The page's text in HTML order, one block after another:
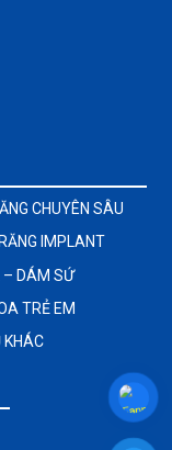
CHUYÊN SÂU
IMPLANT
– DÁM SỨ
TRẺ EM
KHÁC